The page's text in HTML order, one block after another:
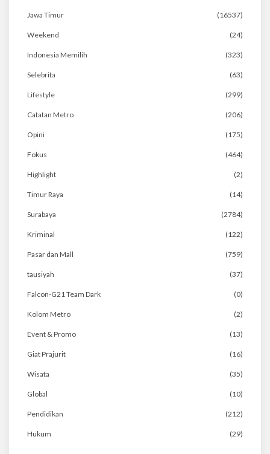
Jawa Timur (16537)
Weekend (24)
Indonesia Memilih (323)
Selebrita (63)
Lifestyle (299)
Catatan Metro (206)
Opini (175)
Fokus (464)
Highlight (2)
Timur Raya (14)
Surabaya (2784)
Kriminal (122)
Pasar dan Mall (759)
tausiyah (37)
Falcon-G21 Team Dark (0)
Kolom Metro (2)
Event & Promo (13)
Giat Prajurit (16)
Wisata (35)
Global (10)
Pendidikan (212)
Hukum (29)